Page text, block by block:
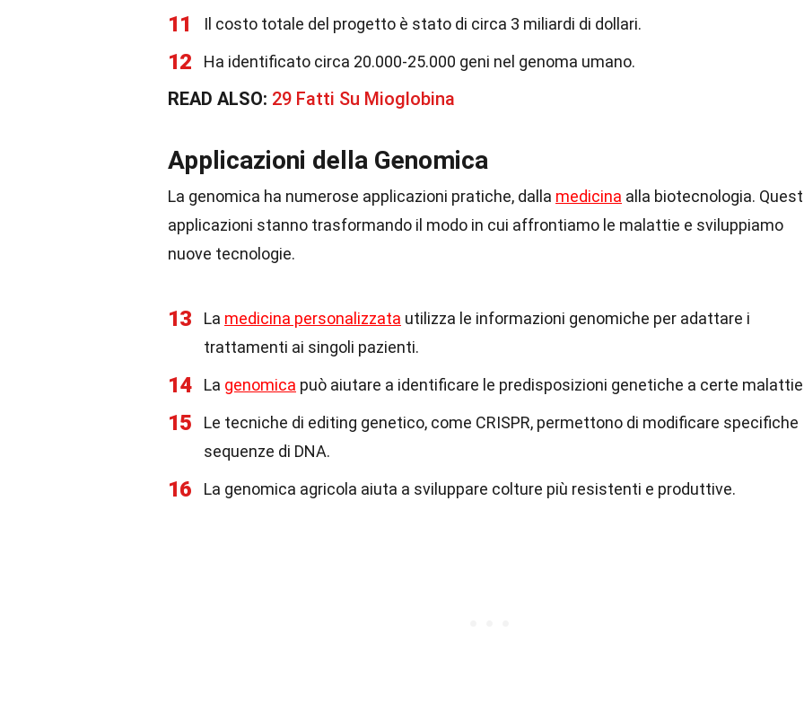
11 Il costo totale del progetto è stato di circa 3 miliardi di dollari.
12 Ha identificato circa 20.000-25.000 geni nel genoma umano.
READ ALSO: 29 Fatti Su Mioglobina
Applicazioni della Genomica
La genomica ha numerose applicazioni pratiche, dalla medicina alla biotecnologia.
applicazioni stanno trasformando il modo in cui affrontiamo le malattie e sviluppiamo
nuove tecnologie.
13 La medicina personalizzata utilizza le informazioni genomiche per adattare i
trattamenti ai singoli pazienti.
14 La genomica può aiutare a identificare le predisposizioni genetiche a certe
15
Le tecniche di editing genetico, come CRISPR, permettono di modificare specifiche
sequenze di DNA.
16 La genomica agricola aiuta a sviluppare colture più resistenti e produttive.